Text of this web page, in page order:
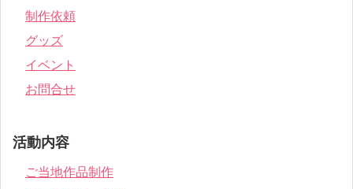
制作依頼
グッズ
イベント
お問合せ
活動内容
ご当地作品制作